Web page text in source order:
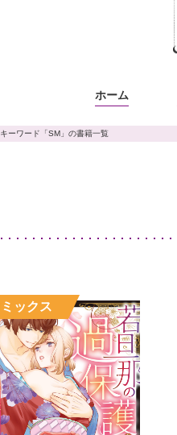
ホーム
キーワード「SM」の書籍一覧